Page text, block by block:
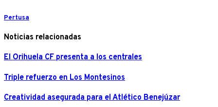
Pertusa
Noticias relacionadas
El Orihuela CF presenta a los centrales
Triple refuerzo en Los Montesinos
Creatividad asegurada para el Atlético Benejúzar